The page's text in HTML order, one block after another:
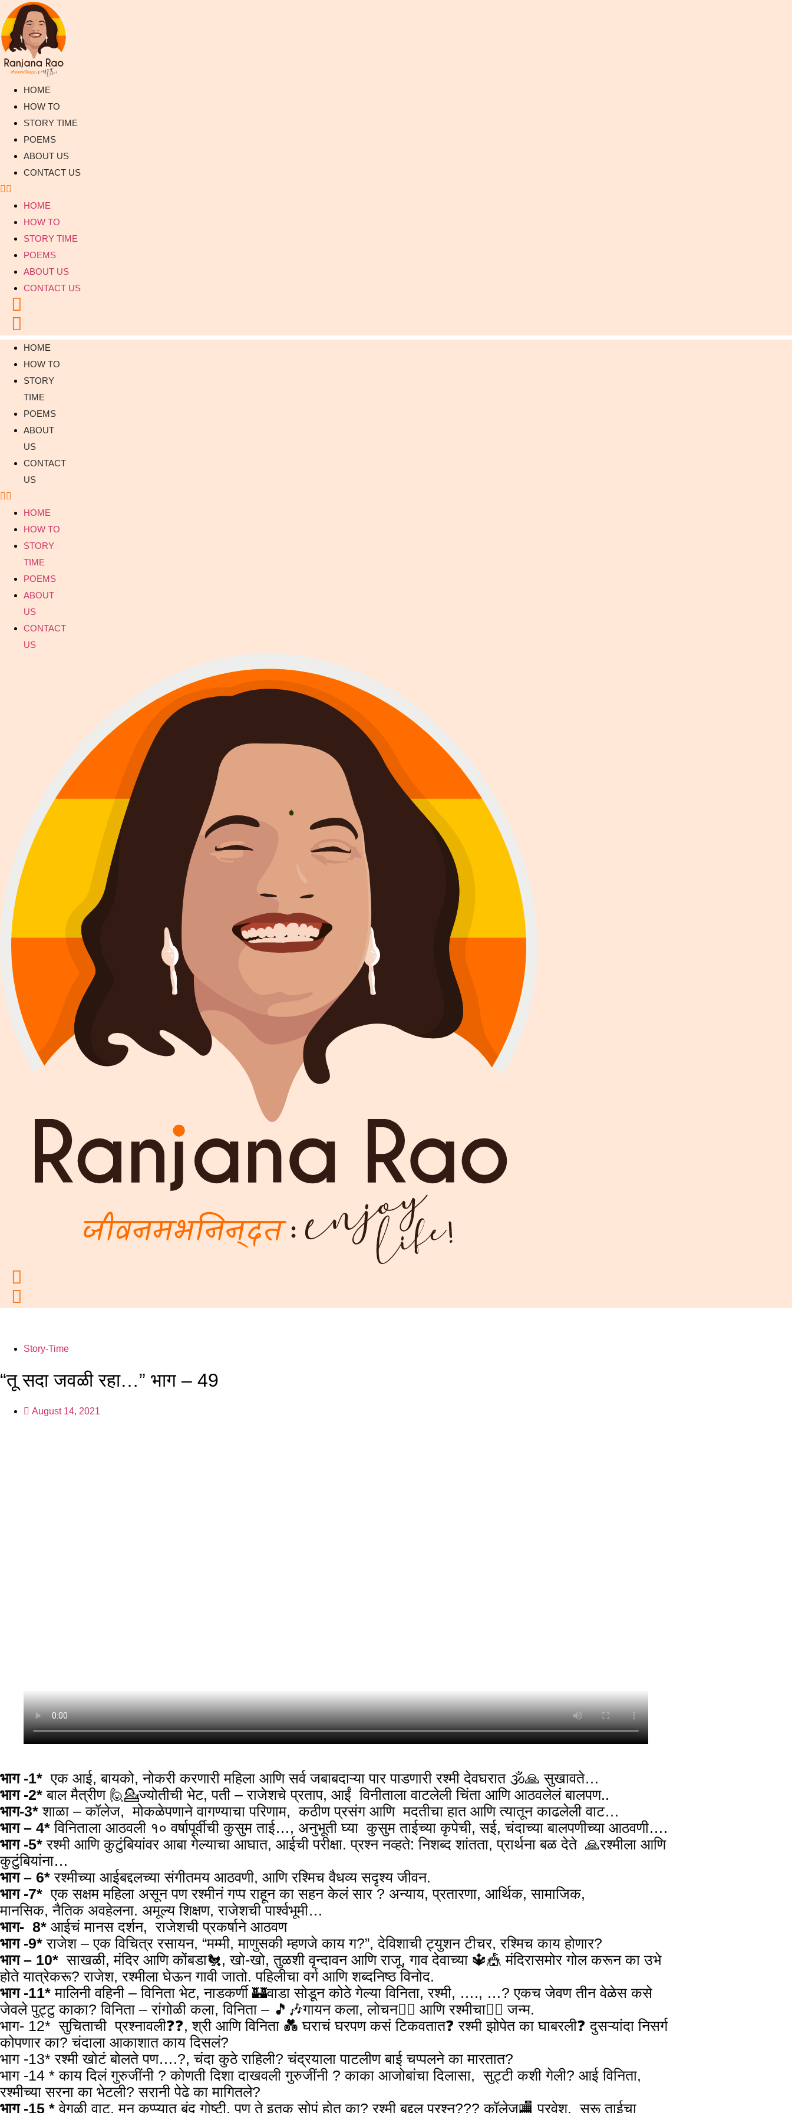
Skip
to
content
HOME
HOW TO
STORY TIME
POEMS
ABOUT US
CONTACT US
HOME
HOW TO
STORY TIME
POEMS
ABOUT US
CONTACT US
HOME
HOW TO
STORY
TIME
POEMS
ABOUT
US
CONTACT
US
HOME
HOW TO
STORY
TIME
POEMS
ABOUT
US
CONTACT
US
Story-Time
“तू सदा जवळी रहा…” भाग – 49
August 14, 2021
भाग -1* एक आई, बायको, नोकरी करणारी महिला आणि सर्व जबाबदाऱ्या पार पाडणारी रश्मी देवघरात 🕉️🙏 सुखावते…
भाग -2*बाल मैत्रीण 🙋💁ज्योतीची भेट, पती – राजेशचे प्रताप, आईं विनीताला वाटलेली चिंता आणि आठवलेलं बालपण..
भाग-3* शाळा – कॉलेज, मोकळेपणाने वागण्याचा परिणाम, कठीण प्रसंग आणि मदतीचा हात आणि त्यातून काढलेली वाट…
भाग – 4* विनिताला आठवली १० वर्षापूर्वीची कुसुम ताई…, अनुभूती घ्या कुसुम ताईच्या कृपेची, सई, चंदाच्या बालपणीच्या आठवणी….
भाग -5*रश्मी आणि कुटुंबियांवर आबा गेल्याचा आघात, आईची परीक्षा. प्रश्न नव्हते: निशब्द शांतता, प्रार्थना बळ देते 🙏रश्मीला आणि
कुटुंबियांना…
भाग – 6*रश्मीच्या आईबद्दलच्या संगीतमय आठवणी, आणि रश्मिच वैधव्य सदृश्य जीवन.
भाग -7* एक सक्षम महिला असून पण रश्मीनं गप्प राहून का सहन केलं सार ? अन्याय, प्रतारणा, आर्थिक, सामाजिक,
मानसिक, नैतिक अवहेलना. अमूल्य शिक्षण, राजेशची पार्श्वभूमी…
भाग- 8* आईचं मानस दर्शन, राजेशची प्रकर्षाने आठवण
भाग -9* राजेश – एक विचित्र रसायन, “मम्मी, माणुसकी म्हणजे काय ग?”, देविशाची ट्युशन टीचर, रश्मिच काय होणार?
भाग – 10* साखळी, मंदिर आणि कोंबडा🐔, खो-खो, तुळशी वृन्दावन आणि राजू, गाव देवाच्या 🔱🎪 मंदिरासमोर गोल करून का उभे
होते यात्रेकरू? राजेश, रश्मीला घेऊन गावी जातो. पहिलीचा वर्ग आणि शब्दनिष्ठ विनोद.
भाग -11*मालिनी वहिनी – विनिता भेट, नाडकर्णी 🏰वाडा सोडून कोठे गेल्या विनिता, रश्मी, …., …? एकच जेवण तीन वेळेस कसे
जेवले पुट्टु काका? विनिता – रांगोळी कला, विनिता – 🎵🎶गायन कला, लोचन🤹‍♀️ आणि रश्मीचा🧘‍♀️ जन्म.
भाग- 12* सुचिताची प्रश्नावली❓️❓️, श्री आणि विनिता 💑 घराचं घरपण कसं टिकवतात❓️ रश्मी झोपेत का घाबरली❓️ दुसऱ्यांदा निसर्ग
कोपणार का? चंदाला आकाशात काय दिसलं?
भाग -13* रश्मी खोटं बोलते पण….?, चंदा कुठे राहिली? चंद्रयाला पाटलीण बाई चप्पलने का मारतात?
भाग -14 * काय दिलं गुरुजींनी ? कोणती दिशा दाखवली गुरुजींनी ? काका आजोबांचा दिलासा, सुट्टी कशी गेली? आई विनिता,
रश्मीच्या सरना का भेटली? सरानी पेढे का मागितले?
भाग -15 *वेगळी वाट, मन कप्प्यात बंद गोष्टी, पण ते इतक सोपं होत का? रश्मी बद्दल प्रश्न??? कॉलेज🏬 प्रवेश, सरू ताईचा